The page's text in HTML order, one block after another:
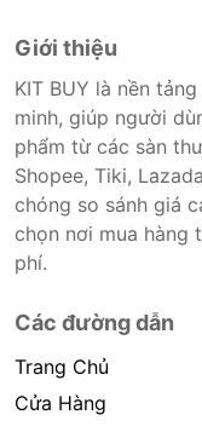
Giới thiệu
KIT BUY là nền
minh, giúp người
phẩm từ các sàn
Shopee, Tiki,
chóng so sánh giá
chọn nơi mua hàng
phí.
Các đường dẫn
Trang Chủ
Cửa Hàng